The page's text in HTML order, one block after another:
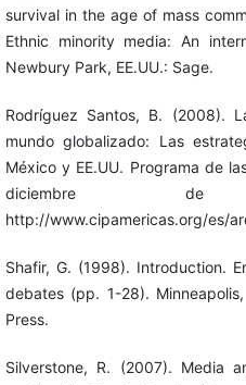
survival in the age of mass
Ethnic minority media: An
Newbury Park, EE.UU.: Sage.
Rodríguez Santos, B. (2008).
mundo globalizado: Las
México y EE.UU. Programa de
diciembre
http://www.cipamericas.org/es/
Shafir, G. (1998). Introduction.
debates (pp. 1-28).
Press.
Silverstone, R. (2007). Media